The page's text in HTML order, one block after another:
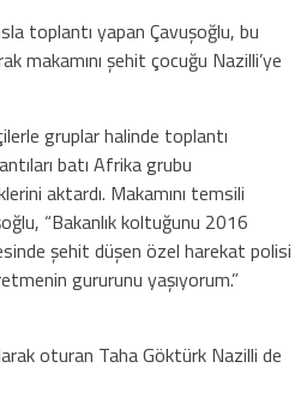
toplantı yapan Çavuşoğlu, bu
makamını şehit çocuğu Nazilli’ye
gruplar halinde toplantı
batı Afrika grubu
aktardı. Makamını temsili
“Bakanlık koltuğunu 2016
şehit düşen özel harekat polisi
gururunu yaşıyorum.”
oturan Taha Göktürk Nazilli de